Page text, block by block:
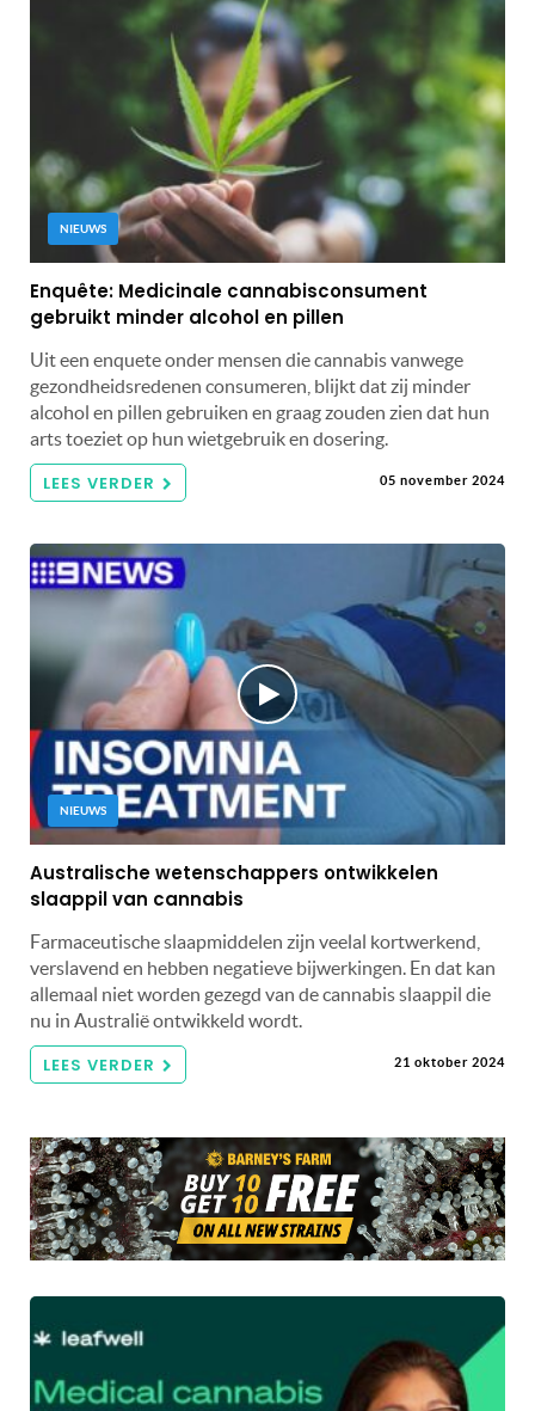
NIEUWS
Enquête: Medicinale cannabisconsument
gebruikt minder alcohol en pillen
Uit een enquete onder mensen die cannabis vanwege
gezondheidsredenen consumeren, blijkt dat zij minder
alcohol en pillen gebruiken en graag zouden zien dat hun
arts toeziet op hun wietgebruik en dosering.
LEES VERDER 05 november 2024
NIEUWS
Australische wetenschappers ontwikkelen
slaappil van cannabis
Farmaceutische slaapmiddelen zijn veelal kortwerkend,
verslavend en hebben negatieve bijwerkingen. En dat kan
allemaal niet worden gezegd van de cannabis slaappil die
nu in Australië ontwikkeld wordt.
LEES VERDER 21 oktober 2024